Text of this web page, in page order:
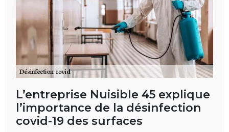
L’entreprise Nuisible 45 explique
l’importance de la désinfection
covid-19 des surfaces